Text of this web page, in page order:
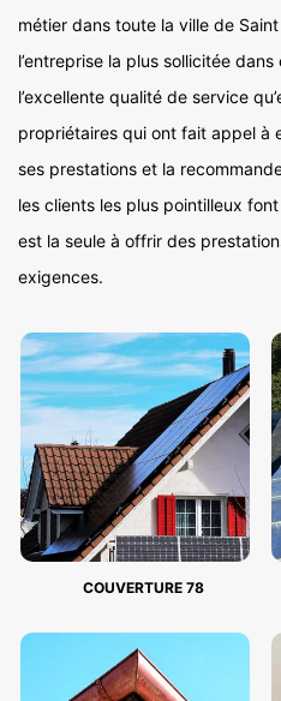
métier dans toute la ville de
l’entreprise la plus sollicitée
l’excellente qualité de service
propriétaires qui ont fait appel à
ses prestations et la
les clients les plus pointilleux
est la seule à offrir des
exigences.
COUVERTURE 78